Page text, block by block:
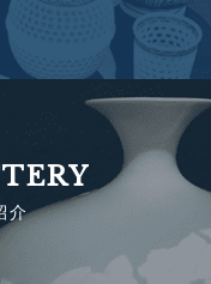
介